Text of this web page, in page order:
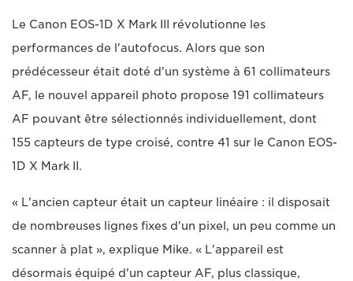
Le Canon EOS-1D X Mark III révolutionne les
performances de l'autofocus. Alors que son
prédécesseur était doté d'un système à 61 collimateurs
AF, le nouvel appareil photo propose 191 collimateurs
AF pouvant être sélectionnés individuellement, dont
155 capteurs de type croisé, contre 41 sur le Canon EOS-
1D X Mark II.
« L'ancien capteur était un capteur linéaire : il disposait
de nombreuses lignes fixes d'un pixel, un peu comme un
scanner à plat », explique Mike. « L'appareil est
désormais équipé d'un capteur AF, plus classique,